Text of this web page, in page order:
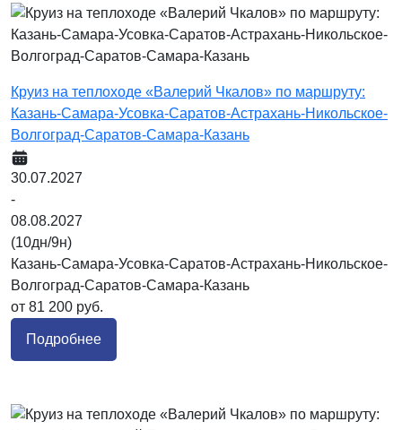
Круиз на теплоходе «Валерий Чкалов» по маршруту:
Казань-Самара-Усовка-Саратов-Астрахань-Никольское-
Волгоград-Саратов-Самара-Казань
30.07.2027
-
08.08.2027
(10дн/9н)
Казань-Самара-Усовка-Саратов-Астрахань-Никольское-
Волгоград-Саратов-Самара-Казань
от 81 200 руб.
Подробнее